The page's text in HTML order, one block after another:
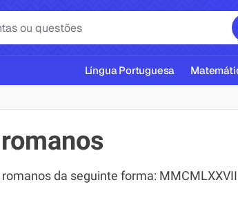
ABNT
Língua Portuguesa
da seguinte forma: MMCMLXXVII